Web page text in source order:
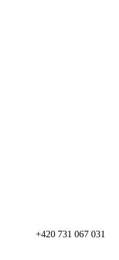
+420 731 067 031